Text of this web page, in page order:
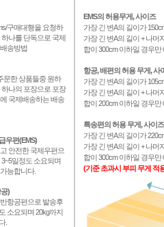
구매대행을 요청하
하나를 단독으로 국제
송방법
문한 상품들중 원하
하나의 포장으로 포장
국제배송하는 배송
우편(EMS)
안전한 국제우편으
3~5일정도 소요되며
능합니다.
)
항공편으로 발송후
소요되며 20kg까지
.
EMS의 허용무게, 사이즈
가장 긴 변A의 길이가
가장 긴 변A의 길이 + 나머
합이 300cm 이하일 경우만
항공, 배편의 허용 무게, 사
가장 긴 변A의 길이가
가장 긴 변A의 길이 + 나머
합이 200cm 이하일 경우만
특송편의 허용 무게, 사이즈
가장 긴 변A의 길이가
가장 긴 변A의 길이 + 나머
합이 300cm 이하일 경우만
(기준 초과시 부피 무게 적